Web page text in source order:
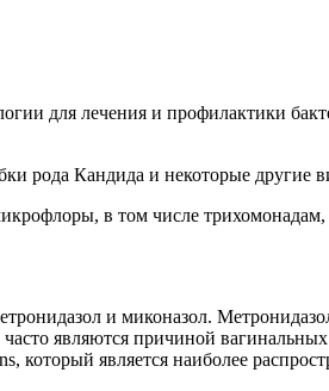
для лечения и профилактики
рода Кандида и некоторые другие
в том числе трихомонадам,
и миконазол.
являются причиной
который является наиболее